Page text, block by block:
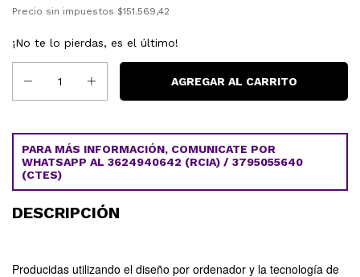
Precio sin impuestos $151.569,42
¡No te lo pierdas, es el último!
PARA MÁS INFORMACIÓN, COMUNICATE POR
WHATSAPP AL 3624940642 (RCIA) / 3795055640
(CTES)
DESCRIPCIÓN
Producidas utilizando el diseño por ordenador y la tecnología de